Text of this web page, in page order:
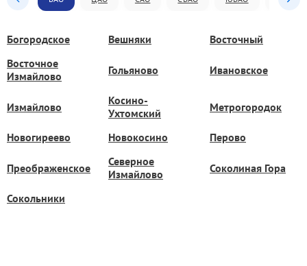
Богородское Вешняки
Восточный
Восточное
Измайлово
Гольяново Ивановское
Измайлово
Косино-
Ухтомский
Метрогородок
Новогиреево Новокосино Перово
Преображенское
Северное
Измайлово
Соколиная Гора
Сокольники